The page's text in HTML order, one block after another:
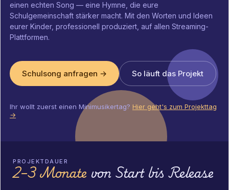
einen echten Song — eine Hymne, die eure
Schulgemeinschaft stärker macht. Mit den Worten und Ideen
eurer Kinder, professionell produziert, auf allen Streaming-
Plattformen.
Schulsong anfragen → So läuft das Projekt
Ihr wollt zuerst einen Minimusikertag? Hier geht's zum Projekttag
→
PROJEKTDAUER
2–3 Monate von Start bis Release